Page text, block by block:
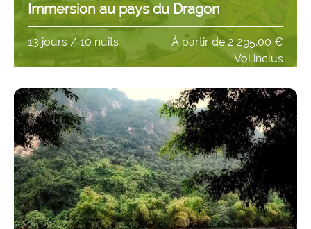
Immersion au pays du Dragon
13 jours / 10 nuits
Vol inclus
À partir de2 295,00 €